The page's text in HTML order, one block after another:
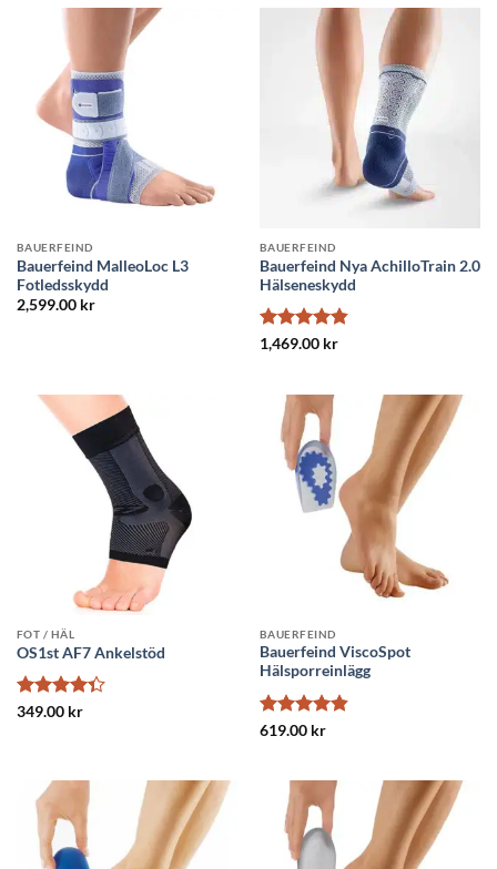
BAUERFEIND
Bauerfeind MalleoLoc L3
Fotledsskydd
2,599.00 kr
BAUERFEIND
Bauerfeind Nya AchilloTrain 2.0
Hälseneskydd
Betygsatt
1,469.00 kr
FOT / HÄL
OS1st AF7 Ankelstöd
Betygsatt
349.00 kr
BAUERFEIND
Bauerfeind ViscoSpot
Hälsporreinlägg
Betygsatt
619.00 kr